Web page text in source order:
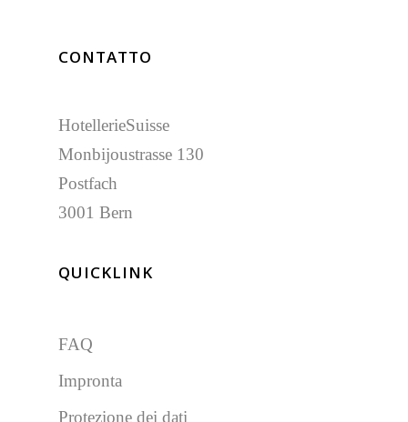
CONTATTO
HotellerieSuisse
Monbijoustrasse 130
Postfach
3001 Bern
QUICKLINK
FAQ
Impronta
Protezione dei dati